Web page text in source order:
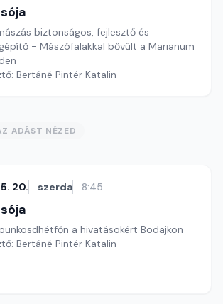
biztonságos, fejlesztő és
- Mászófalakkal bővült a Marianum
Bertáné Pintér Katalin
ADÁST NÉZED
20. szerda 8:45
a hivatásokért Bodajkon
Bertáné Pintér Katalin